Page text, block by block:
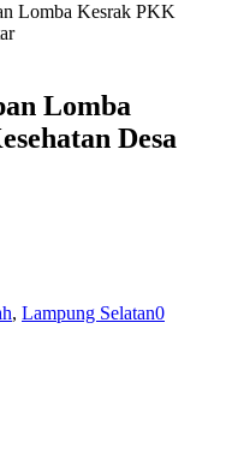
Lomba Kesrak PKK
Lomba
Desa
, Lampung Selatan0